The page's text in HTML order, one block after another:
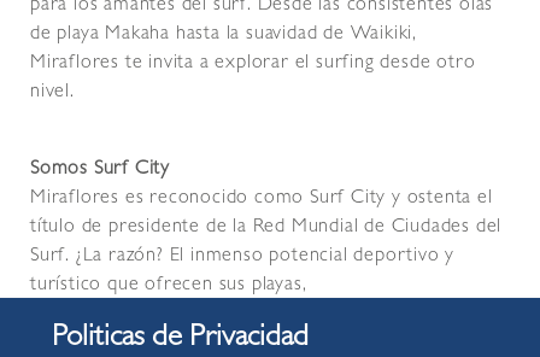
para los amantes del surf. Desde las consistentes olas
de playa Makaha hasta la suavidad de Waikiki,
Miraflores te invita a explorar el surfing desde otro
nivel.
Somos Surf City
Miraflores es reconocido como Surf City y ostenta el
título de presidente de la Red Mundial de Ciudades del
Surf. ¿La razón? El inmenso potencial deportivo y
turístico que ofrecen sus playas,
inolvidable.